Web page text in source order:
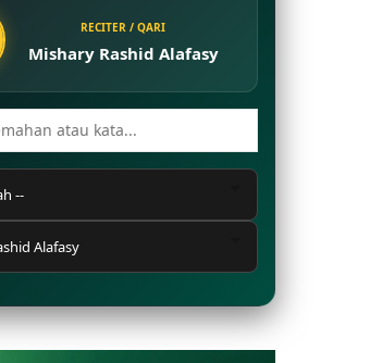
RECITER / QARI
Mishary Rashid Alafasy